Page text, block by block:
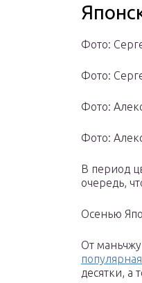
Фото:
Фото:
Фото:
Фото:
В период
очередь,
Осенью
От
десятки, а